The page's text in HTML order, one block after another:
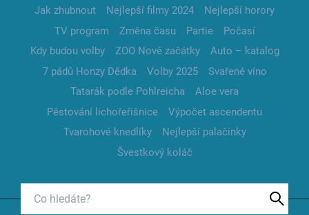
Jak zhubnout Nejlepší filmy 2024
Nejlepší horory
TV program
Změna času Partie
Počasí
Kdy budou volby
ZOO Nové začátky
Auto – katalog
7 pádů Honzy Dědka
Volby 2025
Svařené víno
Tatarák podle Pohlreicha
Aloe vera
Pěstování lichořeřišnice
Výpočet ascendentu
Tvarohové knedlíky
Nejlepší palačinky
Švestkový koláč